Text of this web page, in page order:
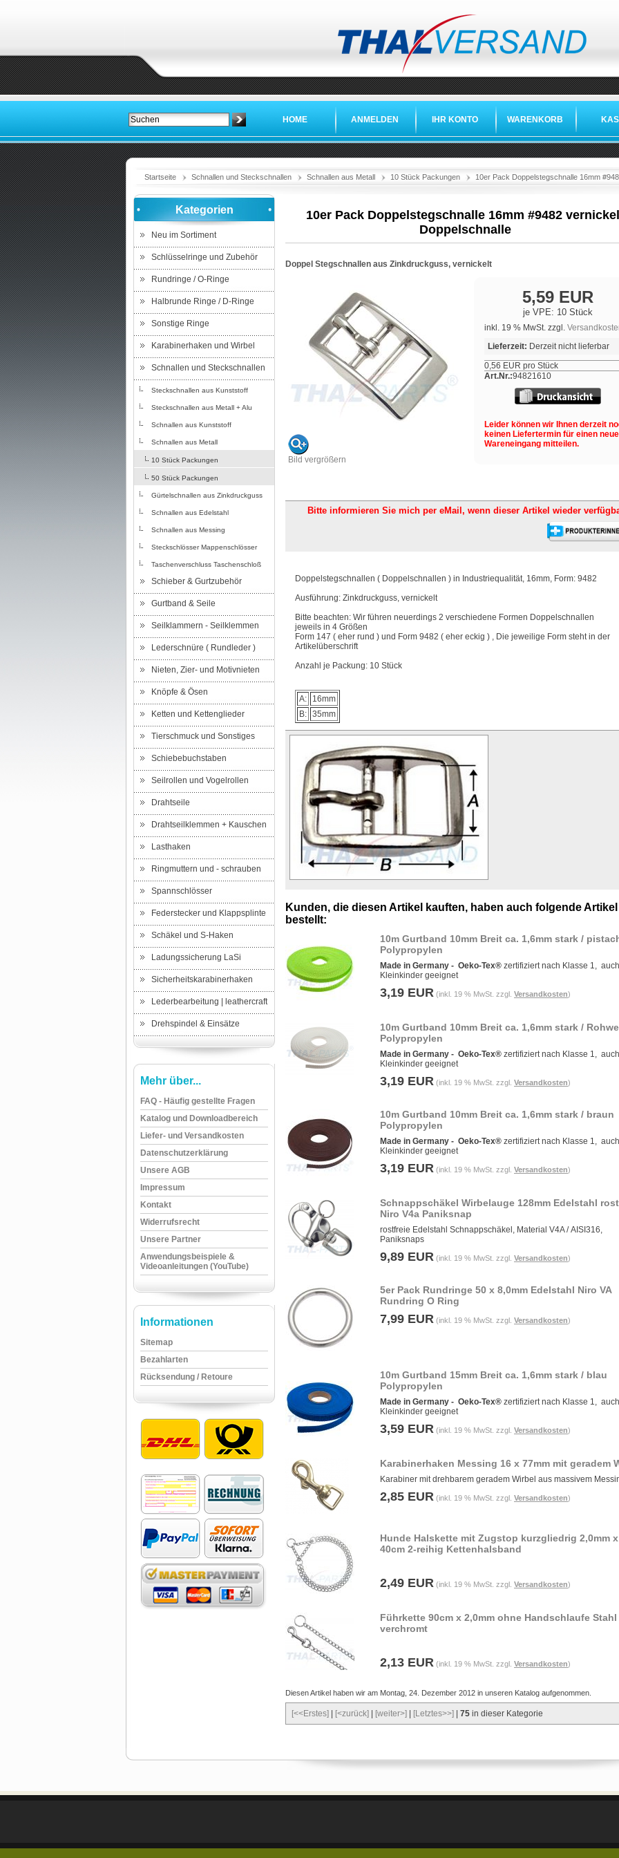
HOME ANMELDEN IHR KONTO WARENKORB
Startseite Schnallen und Steckschnallen Schnallen aus Metall 10 Stück Packungen 10er Pack Doppelstegschnalle 16mm
Kategorien
Neu im Sortiment
Schlüsselringe und Zubehör
Rundringe / O-Ringe
Halbrunde Ringe / D-Ringe
Sonstige Ringe
Karabinerhaken und Wirbel
Schnallen und Steckschnallen
Steckschnallen aus Kunststoff
Steckschnallen aus Metall + Alu
Schnallen aus Kunststoff
Schnallen aus Metall
10 Stück Packungen
50 Stück Packungen
Gürtelschnallen aus Zinkdruckguss
Schnallen aus Edelstahl
Schnallen aus Messing
Steckschlösser Mappenschlösser
Taschenverschluss Taschenschloß
Schieber & Gurtzubehör
Gurtband & Seile
Seilklammern - Seilklemmen
Lederschnüre ( Rundleder )
Nieten, Zier- und Motivnieten
Knöpfe & Ösen
Ketten und Kettenglieder
Tierschmuck und Sonstiges
Schiebebuchstaben
Seilrollen und Vogelrollen
Drahtseile
Drahtseilklemmen + Kauschen
Lasthaken
Ringmuttern und - schrauben
Spannschlösser
Federstecker und Klappsplinte
Schäkel und S-Haken
Ladungssicherung LaSi
Sicherheitskarabinerhaken
Lederbearbeitung | leathercraft
Drehspindel & Einsätze
Mehr über...
FAQ - Häufig gestellte Fragen
Katalog und Downloadbereich
Liefer- und Versandkosten
Datenschutzerklärung
Unsere AGB
Impressum
Kontakt
Widerrufsrecht
Unsere Partner
Anwendungsbeispiele &
Videoanleitungen (YouTube)
Informationen
Sitemap
Bezahlarten
Rücksendung / Retoure
10er Pack Doppelstegschnalle 16mm #9482
Doppelschnalle
Doppel Stegschnallen aus Zinkdruckguss, vernickelt
Bild vergrößern
5,59 EUR
je VPE: 10 Stück
inkl. 19 % MwSt. zzgl.
Lieferzeit: Derzeit nicht lieferbar
0,56 EUR pro Stück
Art.Nr.:94821610
Leider können wir Ihnen derzeit
keinen Liefertermin für einen
Wareneingang mitteilen.
Bitte informieren Sie mich per eMail, wenn dieser Artikel wieder
Doppelstegschnallen ( Doppelschnallen ) in Industriequalität, 16mm, Form: 9482
Ausführung: Zinkdruckguss, vernickelt
Bitte beachten: Wir führen neuerdings 2 verschiedene Formen Doppelschnallen
jeweils in 4 Größen
Form 147 ( eher rund ) und Form 9482 ( eher eckig ) , Die jeweilige Form steht in der
Artikelüberschrift
Anzahl je Packung: 10 Stück
A:
16mm
B: 35mm
Kunden, die diesen Artikel kauften, haben auch folgende Artikel
bestellt:
10m Gurtband 10mm Breit ca. 1,6mm stark /
Polypropylen
Made in Germany - Oeko-Tex® zertifiziert nach Klasse 1,
Kleinkinder geeignet
3,19 EUR (inkl. 19 % MwSt. zzgl. Versandkosten)
10m Gurtband 10mm Breit ca. 1,6mm stark /
Polypropylen
Made in Germany - Oeko-Tex® zertifiziert nach Klasse 1,
Kleinkinder geeignet
3,19 EUR (inkl. 19 % MwSt. zzgl. Versandkosten)
10m Gurtband 10mm Breit ca. 1,6mm stark / braun
Polypropylen
Made in Germany - Oeko-Tex® zertifiziert nach Klasse 1,
Kleinkinder geeignet
3,19 EUR (inkl. 19 % MwSt. zzgl. Versandkosten)
Schnappschäkel Wirbelauge 128mm Edelstahl
Niro V4a Paniksnap
rostfreie Edelstahl Schnappschäkel, Material V4A / AISI316,
Paniksnaps
9,89 EUR (inkl. 19 % MwSt. zzgl. Versandkosten)
5er Pack Rundringe 50 x 8,0mm Edelstahl Niro VA
Rundring O Ring
7,99 EUR (inkl. 19 % MwSt. zzgl. Versandkosten)
10m Gurtband 15mm Breit ca. 1,6mm stark / blau
Polypropylen
Made in Germany - Oeko-Tex® zertifiziert nach Klasse 1,
Kleinkinder geeignet
3,59 EUR (inkl. 19 % MwSt. zzgl. Versandkosten)
Karabinerhaken Messing 16 x 77mm mit geradem
Karabiner mit drehbarem geradem Wirbel aus massivem
2,85 EUR (inkl. 19 % MwSt. zzgl. Versandkosten)
Hunde Halskette mit Zugstop kurzgliedrig 2,0mm x
40cm 2-reihig Kettenhalsband
2,49 EUR (inkl. 19 % MwSt. zzgl. Versandkosten)
Führkette 90cm x 2,0mm ohne Handschlaufe Stahl
verchromt
2,13 EUR (inkl. 19 % MwSt. zzgl. Versandkosten)
Diesen Artikel haben wir am Montag, 24. Dezember 2012 in unseren Katalog aufgenommen.
[<<Erstes] [<zurück] [weiter>] [Letztes>>] 75 in dieser Kategorie